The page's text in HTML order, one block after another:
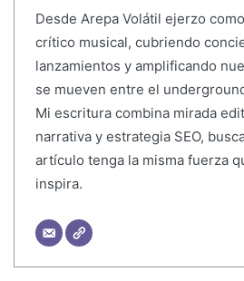
Desde Arepa Volátil ejerzo
crítico musical, cubriendo
lanzamientos y amplificando
se mueven entre el
Mi escritura combina mirada
narrativa y estrategia SEO,
artículo tenga la misma fuerza
inspira.